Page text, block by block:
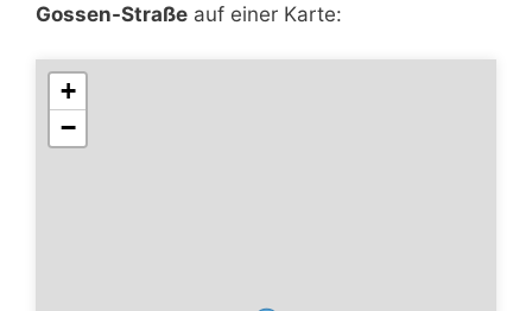
Gossen-Straße auf einer Karte:
+
−